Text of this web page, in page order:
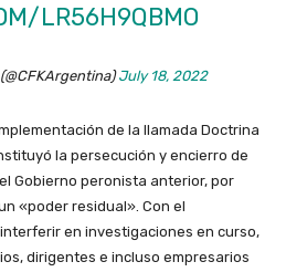
LR56H9QBMO
July 18, 2022
de la llamada Doctrina
la persecución y encierro de
Gobierno peronista anterior, por
«poder residual». Con el
en investigaciones en curso,
dirigentes e incluso empresarios